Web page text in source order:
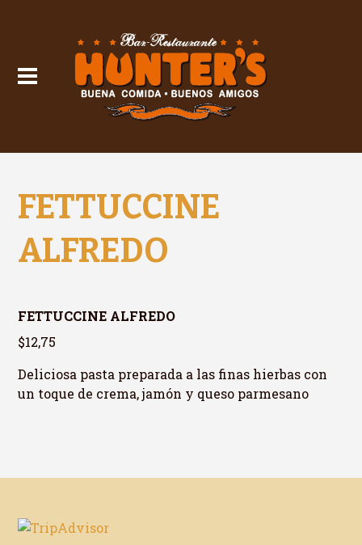
FETTUCCINE
ALFREDO
FETTUCCINE ALFREDO
$12,75
Deliciosa pasta preparada a las finas hierbas con
un toque de crema, jamón y queso parmesano